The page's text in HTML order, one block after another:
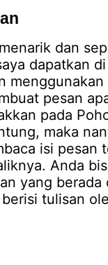
dan
dapatkan
pesan
pada
maka
isi pesan
Anda
yang berada
tulisan